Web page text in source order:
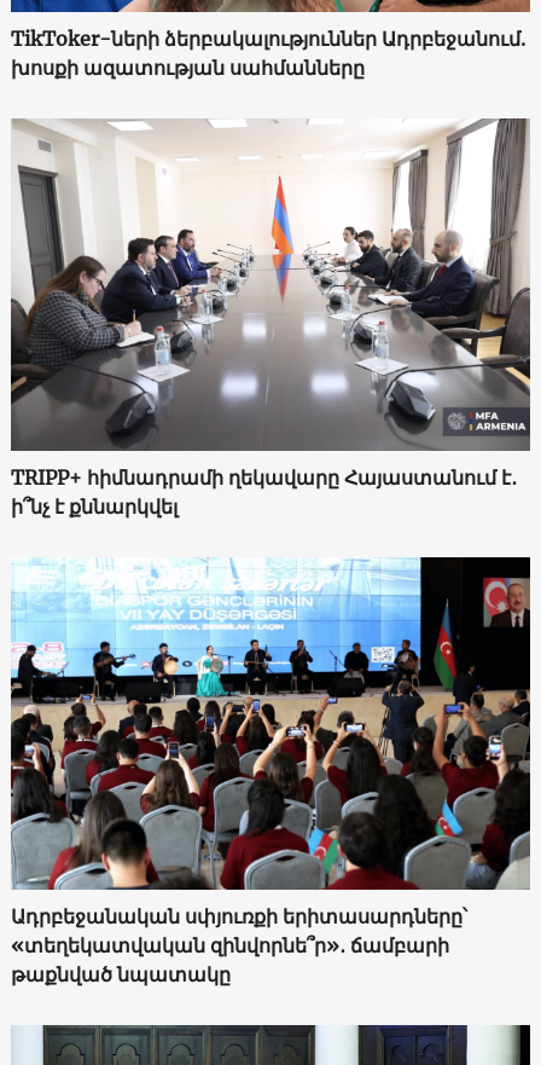
TikToker-ների ձերբակալություններ Ադրբեջանում.
խոսքի ազատության սահմանները
TRIPP+ հիմնադրամի ղեկավարը Հայաստանում է․
ի՞նչ է քննարկվել
Ադրբեջանական սփյուռքի երիտասարդները՝
«տեղեկատվական զինվորնե՞ր»․ ճամբարի
թաքնված նպատակը